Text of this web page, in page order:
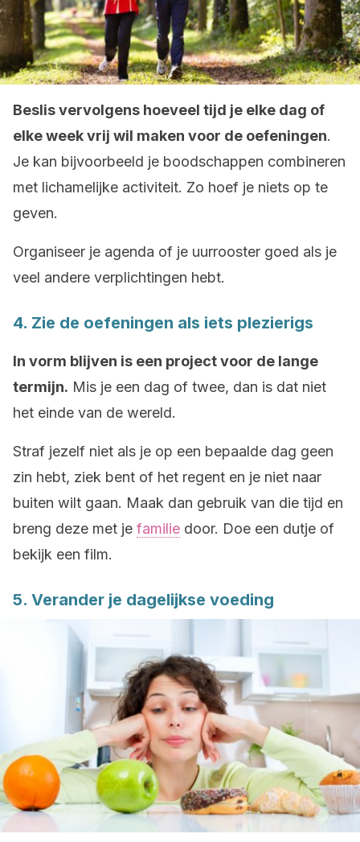
Beslis vervolgens hoeveel tijd je elke dag of
elke week vrij wil maken voor de oefeningen.
Je kan bijvoorbeeld je boodschappen combineren
met lichamelijke activiteit. Zo hoef je niets op te
geven.
Organiseer je agenda of je uurrooster goed als je
veel andere verplichtingen hebt.
4. Zie de oefeningen als iets plezierigs
In vorm blijven is een project voor de lange
termijn. Mis je een dag of twee, dan is dat niet
het einde van de wereld.
Straf jezelf niet als je op een bepaalde dag geen
zin hebt, ziek bent of het regent en je niet naar
buiten wilt gaan. Maak dan gebruik van die tijd en
breng deze met je familie door. Doe een dutje of
bekijk een film.
5. Verander je dagelijkse voeding